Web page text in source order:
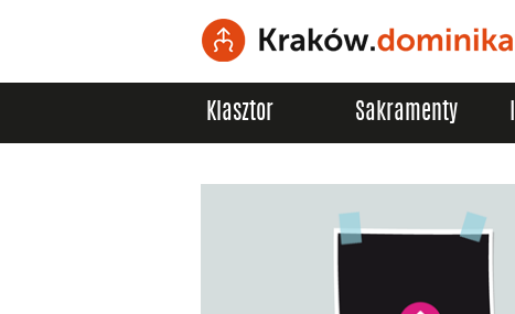
Klasztor Sakramenty